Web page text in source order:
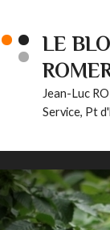
LE
Jean-Luc
Service, Pt